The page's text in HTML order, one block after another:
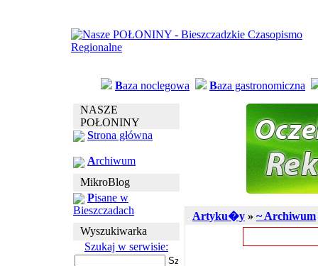
Baza noclegowa Baza gastronomiczna
NASZE
POŁONINY
Strona główna
Archiwum
MikroBlog
Pisane w
Bieszczadach
Wyszukiwarka
Szukaj w serwisie:
Artyku�y » ~ Archiwum